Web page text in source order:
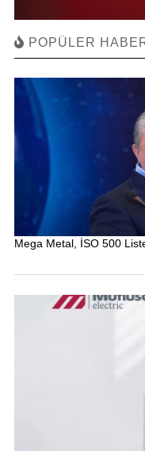
POPÜLER
Mega Metal, İSO 500